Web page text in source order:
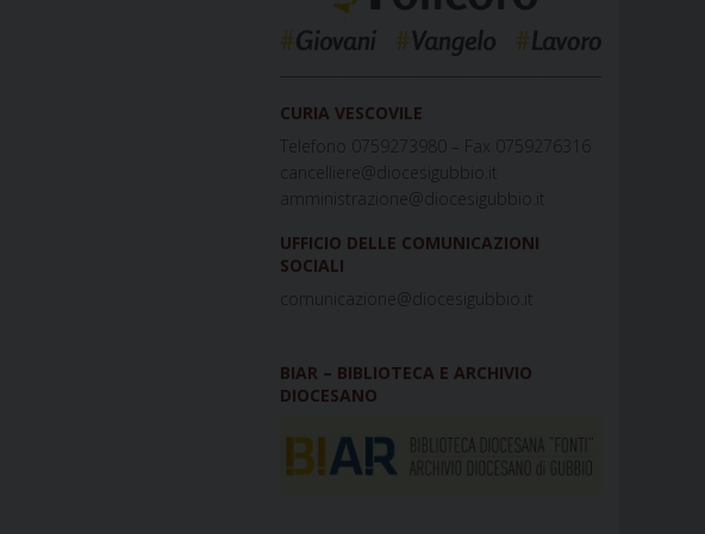
CURIA VESCOVILE
Telefono 0759273980 – Fax 0759276316
cancelliere@diocesigubbio.it
amministrazione@diocesigubbio.it
UFFICIO DELLE COMUNICAZIONI
SOCIALI
comunicazione@diocesigubbio.it
BIAR – BIBLIOTECA E ARCHIVIO
DIOCESANO